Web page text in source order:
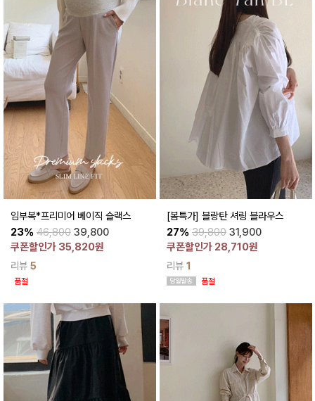
임부복*프리미어 베이직 슬랙스
46,800 39,800
23%
쿠폰할인가 35,820원
리뷰 5
품절
[봄특가] 블랑탄 셔링 블라우스
39,800 31,900
27%
쿠폰할인가 28,710원
리뷰 1
품절